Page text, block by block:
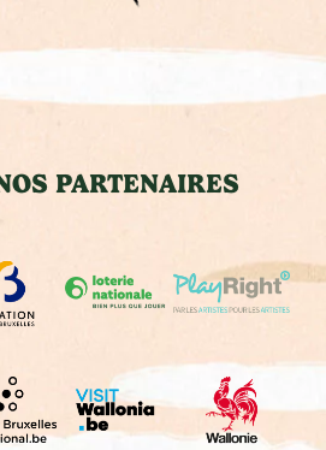
PARTENAIRES